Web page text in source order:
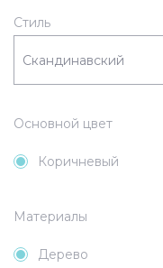
Коричневый
Дерево